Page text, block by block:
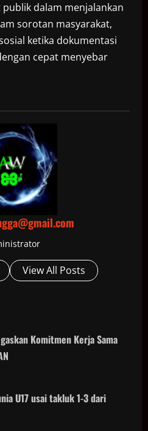
dalam menjalankan
sorotan masyarakat,
ketika dokumentasi
cepat menyebar
View All Posts
Komitmen Kerja Sama
U17 usai takluk 1-3 dari